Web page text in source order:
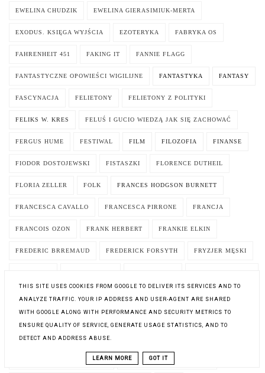
EWELINA CHUDZIK EWELINA GIERASIMIUK-MERTA
EXODUS. KSIĘGA WYJŚCIA EZOTERYKA FABRYKA OS
FAHRENHEIT 451 FAKING IT FANNIE FLAGG
FANTASTYCZNE OPOWIEŚCI WIGILIJNE FANTASTYKA FANTASY
FASCYNACJA FELIETONY FELIETONY Z POLITYKI
FELIKS W. KRES FELUŚ I GUCIO WIEDZĄ JAK SIĘ ZACHOWAĆ
FERGUS HUME FESTIWAL FILM FILOZOFIA FINANSE
FIODOR DOSTOJEWSKI FISTASZKI FLORENCE DUTHEIL
FLORIA ZELLER FOLK FRANCES HODGSON BURNETT
FRANCESCA CAVALLO FRANCESCA PIRRONE FRANCJA
FRANCOIS OZON FRANK HERBERT FRANKIE ELKIN
FREDERIC BRREMAUD FREDERICK FORSYTH FRYZJER MĘSKI
GARETH RUBIN GARY BRAVER GDY GAŚNIE UŚMIECH
GDY SŁOŃCE WYPIEKA SNY
GDZIE JEST KORONA CARA? GDZIE JEST MOJA CÓRKA?
THIS SITE USES COOKIES FROM GOOGLE TO DELIVER ITS SERVICES AND TO
ANALYZE TRAFFIC. YOUR IP ADDRESS AND USER-AGENT ARE SHARED
WITH GOOGLE ALONG WITH PERFORMANCE AND SECURITY METRICS TO
ENSURE QUALITY OF SERVICE, GENERATE USAGE STATISTICS, AND TO
DETECT AND ADDRESS ABUSE.
LEARN MORE GOT IT